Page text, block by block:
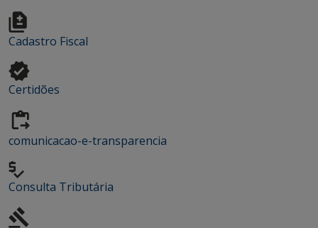
Cadastro Fiscal
Certidões
comunicacao-e-transparencia
Consulta Tributária